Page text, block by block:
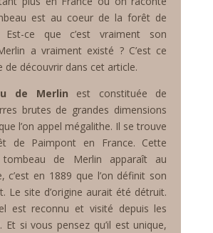
est au coeur de la forêt de
Est-ce que c’est vraiment son
a vraiment existé ? C’est ce
de découvrir dans cet article.
de Merlin est constituée de
brutes de grandes dimensions
l’on appel mégalithe. Il se trouve
de Paimpont en France. Cette
de Merlin apparaît au
c’est en 1889 que l’on définit son
Le site d’origine aurait été détruit.
est reconnu et visité depuis les
Et si vous pensez qu’il est unique,